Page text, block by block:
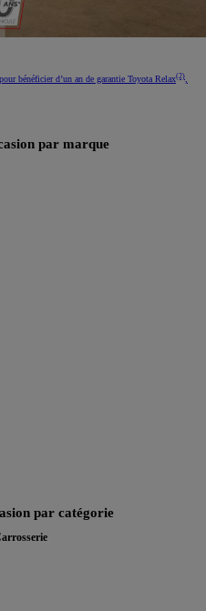
bénéficier d’un an de garantie Toyota Relax
par marque
par catégorie